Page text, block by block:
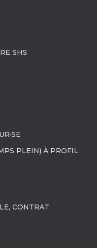
SHS
PLEIN) À PROFIL
CONTRAT